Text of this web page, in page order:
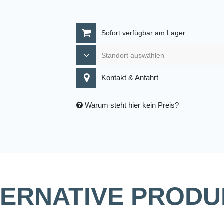
Sofort verfügbar am Lager
Kontakt & Anfahrt
Warum steht hier kein Preis?